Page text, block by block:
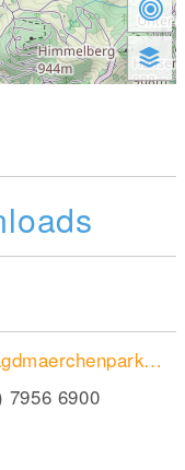
www.jagdmaerchenpark.at/
7956 6900